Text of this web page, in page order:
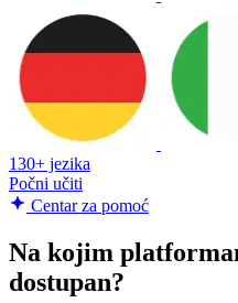
130+ jezika
Počni učiti
Centar za pomoć
Na kojim
dostupan?